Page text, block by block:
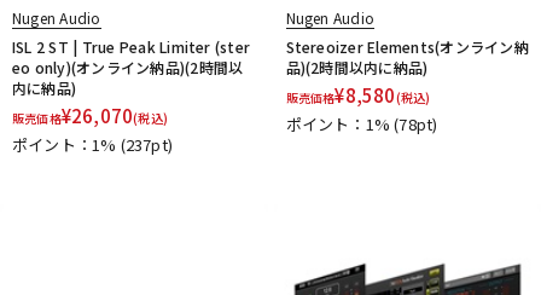
Nugen Audio
ISL 2 ST | True Peak Limiter (ster
eo only)(オンライン納品)(2時間以
内に納品)
販売価格¥26,070(税込)
ポイント：1% (237pt)
Nugen Audio
Stereoizer Elements(オンライン納
品)(2時間以内に納品)
販売価格¥8,580(税込)
ポイント：1%(78pt)